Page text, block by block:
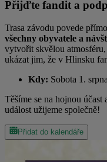
Přijďte fandit a
Trasa závodu povede
všechny obyvatele a
vytvořit skvělou
ukázat jim, že v Hlinsku
Kdy: Sobota 1.
Těšíme se na hojnou
událost užijeme společně!
Přidat do kalendáře